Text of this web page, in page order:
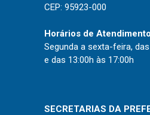
CEP: 95923-000
Horários de
Segunda a sexta-feira,
e das 13:00h às 17:00h
SECRETARIAS DA